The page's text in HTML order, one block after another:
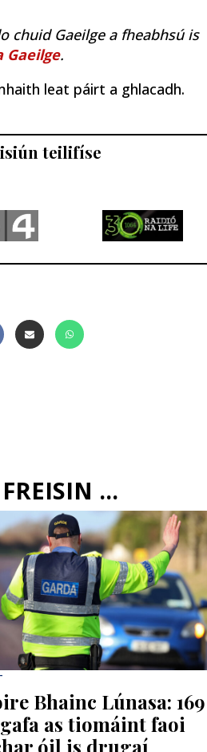
chuid Gaeilge a fheabhsú is
Gaeilge.
leat páirt a ghlacadh.
teilifíse
...
Bhainc Lúnasa: 169
as tiomáint faoi
óil is drugaí